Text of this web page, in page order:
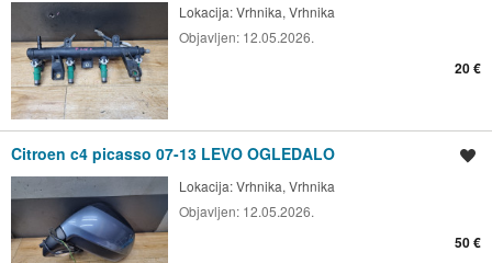
Lokacija:Vrhnika, Vrhnika
Objavljen: 12.05.2026.
20 €
Citroen c4 picasso 07-13 LEVO OGLEDALO
Lokacija:Vrhnika, Vrhnika
Objavljen: 12.05.2026.
50 €